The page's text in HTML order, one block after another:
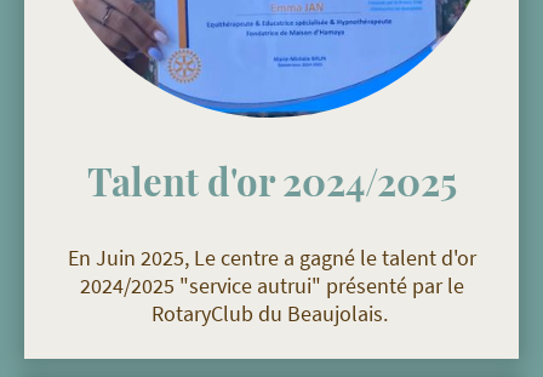
Talent d'or 2024/2025
En Juin 2025, Le centre a gagné le talent d'or
2024/2025 "service autrui" présenté par le
RotaryClub du Beaujolais.